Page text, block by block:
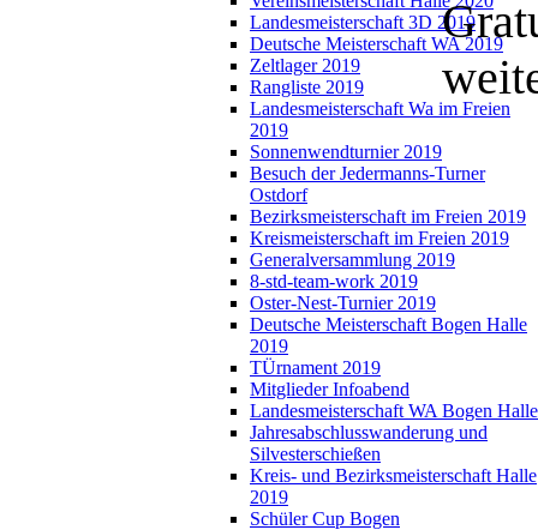
Landesmeisterschaft 3D 2019
Deutsche Meisterschaft WA 2019
Zeltlager 2019
Rangliste 2019
Landesmeisterschaft Wa im Freien
2019
Sonnenwendturnier 2019
Besuch der Jedermanns-Turner
Ostdorf
Bezirksmeisterschaft im Freien 2019
Kreismeisterschaft im Freien 2019
Generalversammlung 2019
8-std-team-work 2019
Oster-Nest-Turnier 2019
Deutsche Meisterschaft Bogen Halle
2019
TÜrnament 2019
Mitglieder Infoabend
Landesmeisterschaft WA Bogen Halle
Jahresabschlusswanderung und
Silvesterschießen
Kreis- und Bezirksmeisterschaft Halle
2019
Schüler Cup Bogen